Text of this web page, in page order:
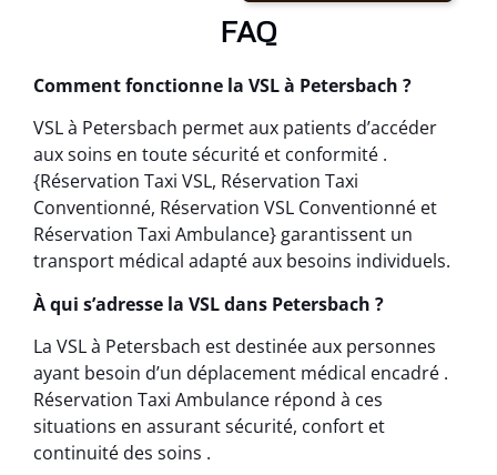
FAQ
Comment fonctionne la VSL à Petersbach ?
VSL à Petersbach permet aux patients d’accéder
aux soins en toute sécurité et conformité .
{Réservation Taxi VSL, Réservation Taxi
Conventionné, Réservation VSL Conventionné et
Réservation Taxi Ambulance} garantissent un
transport médical adapté aux besoins individuels.
À qui s’adresse la VSL dans Petersbach ?
La VSL à Petersbach est destinée aux personnes
ayant besoin d’un déplacement médical encadré .
Réservation Taxi Ambulance répond à ces
situations en assurant sécurité, confort et
continuité des soins .